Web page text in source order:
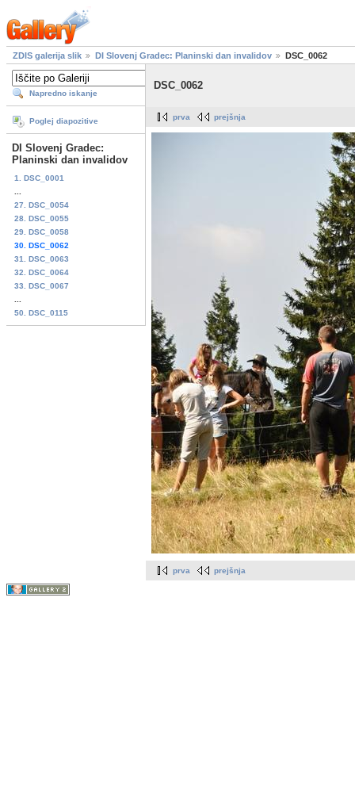
ZDIS galerija slik DI Slovenj Gradec: Planinski dan invalidov DSC_0062
Napredno iskanje
Poglej diapozitive
DI Slovenj Gradec:
Planinski dan invalidov
1. DSC_0001
27. DSC_0054
28. DSC_0055
29. DSC_0058
30. DSC_0062
31. DSC_0063
32. DSC_0064
33. DSC_0067
50. DSC_0115
DSC_0062
prva prejšnja
prva prejšnja